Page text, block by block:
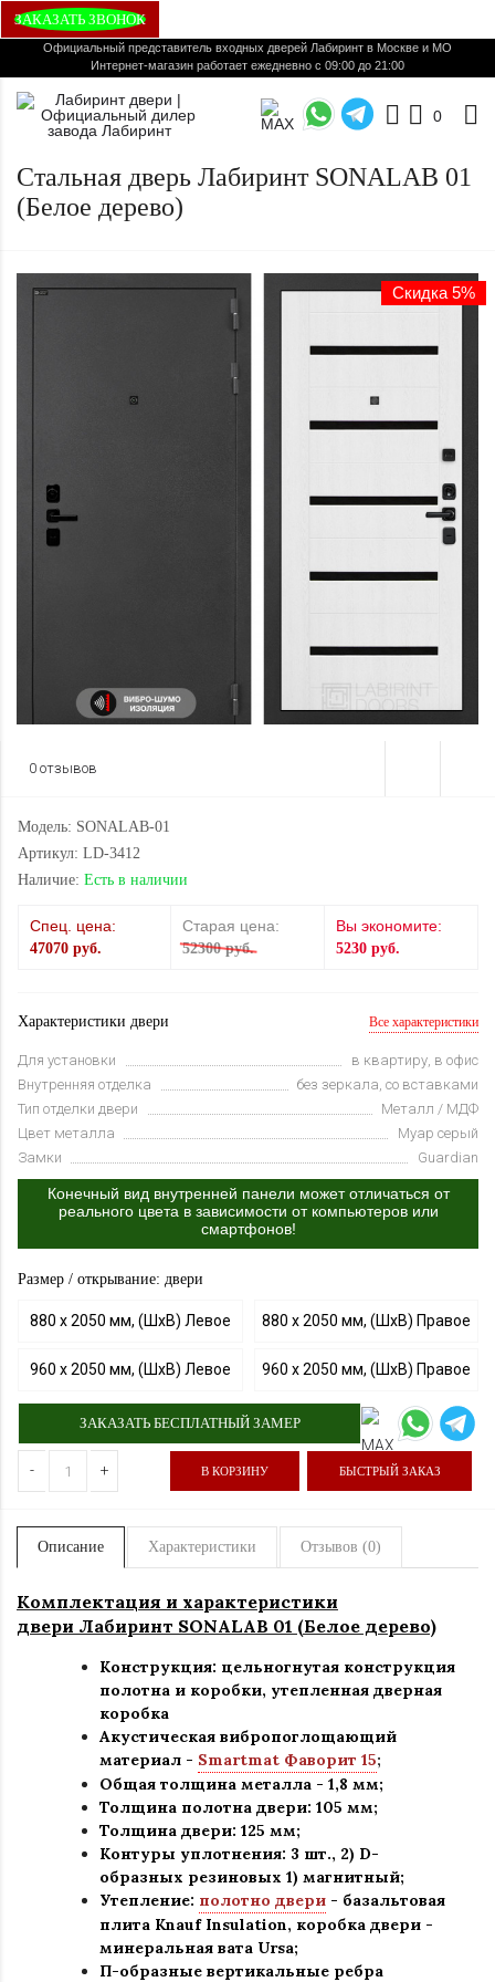
ЗАКАЗАТЬ ЗВОНОК
Официальный представитель входных дверей Лабиринт в Москве и МО
Интернет-магазин работает ежедневно с 09:00 до 21:00
0
Стальная дверь Лабиринт SONALAB 01
(Белое дерево)
Скидка 5%
0 отзывов
Модель: SONALAB-01
Артикул: LD-3412
Наличие: Есть в наличии
Спец. цена:
47070 руб.
Старая цена:
52300 руб.
Вы экономите:
5230 руб.
Характеристики двери Все характеристики
Для установки
в квартиру, в офис
Внутренняя отделка
без зеркала, со вставками
Тип отделки двери
Металл / МДФ
Цвет металла
Муар серый
Замки
Guardian
Конечный вид внутренней панели может отличаться от
реального цвета в зависимости от компьютеров или
смартфонов!
Размер / открывание: двери
880 х 2050 мм, (ШхВ) Левое 880 х 2050 мм, (ШхВ) Правое
960 х 2050 мм, (ШхВ) Левое 960 х 2050 мм, (ШхВ) Правое
ЗАКАЗАТЬ БЕСПЛАТНЫЙ ЗАМЕР
- + В КОРЗИНУ БЫСТРЫЙ ЗАКАЗ
Описание Характеристики Отзывов (0)
Комплектация и характеристики
двери Лабиринт SONALAB 01 (Белое дерево)
Конструкция: цельногнутая конструкция
полотна и коробки, утепленная дверная
коробка
Акустическая вибропоглощающий
материал - Smartmat Фаворит 15;
Общая толщина металла - 1,8 мм;
Толщина полотна двери: 105 мм;
Толщина двери: 125 мм;
Контуры уплотнения: 3 шт., 2) D-
образных резиновых 1) магнитный;
Утепление: полотно двери - базальтовая
плита Knauf Insulation, коробка двери -
минеральная вата Ursa;
П-образные вертикальные ребра